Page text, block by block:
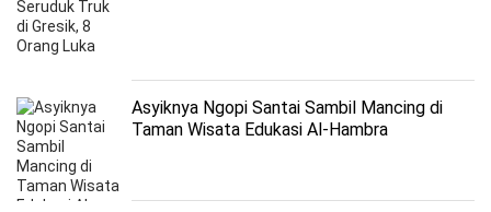
Asyiknya Ngopi Santai Sambil Mancing di
Taman Wisata Edukasi Al-Hambra